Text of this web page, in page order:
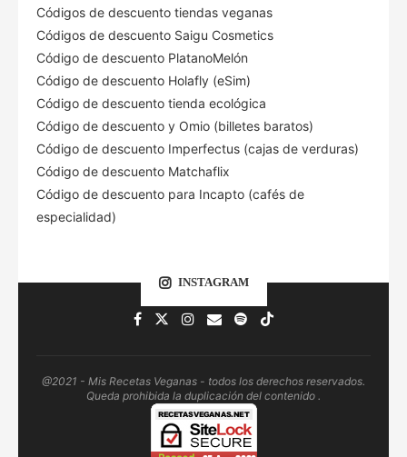
Códigos de descuento tiendas veganas
Códigos de descuento Saigu Cosmetics
Código de descuento PlatanoMelón
Código de descuento Holafly (eSim)
Código de descuento tienda ecológica
Código de descuento y Omio (billetes baratos)
Código de descuento Imperfectus (cajas de verduras)
Código de descuento Matchaflix
Código de descuento para Incapto (cafés de
especialidad)
INSTAGRAM
@2021 - Mis Recetas Veganas - todos los derechos reservados.
Queda prohibida la duplicación del contenido .